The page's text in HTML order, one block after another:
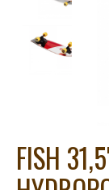
FISH